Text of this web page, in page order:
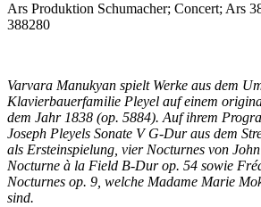
Ars Produktion Schumacher; Concert; Ars
388280
Varvara Manukyan spielt Werke aus dem
Klavierbauerfamilie Pleyel auf einem
dem Jahr 1838 (op. 5884). Auf ihrem
Joseph Pleyels Sonate V G-Dur aus dem
als Ersteinspielung, vier Nocturnes von
Nocturne à la Field B-Dur op. 54 sowie
Nocturnes op. 9, welche Madame Marie
sind.